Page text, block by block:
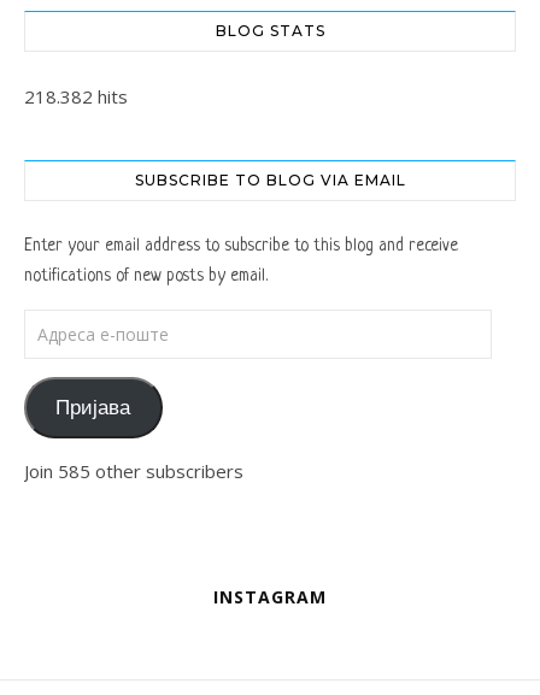
BLOG STATS
218.382 hits
SUBSCRIBE TO BLOG VIA EMAIL
Enter your email address to subscribe to this blog and receive
notifications of new posts by email.
Пријава
Join 585 other subscribers
INSTAGRAM